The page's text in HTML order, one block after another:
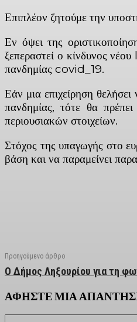
Επιπλέον ζητούμε την
Εν όψει της
ξεπεραστεί ο κίνδυνος
πανδημίας covid_19.
Εάν μια επιχείρηση
πανδημίας, τότε θα
περιουσιακών στοιχείων.
Στόχος της υπαγωγής στο
βάση και να παραμείνει
Προηγούμενο άρθρο
Ο Δήμος Ληξουρίου για τη
ΑΦΗΣΤΕ ΜΙΑ